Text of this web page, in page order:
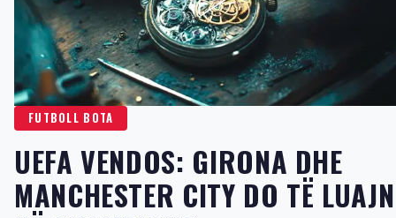
FUTBOLL BOTA
UEFA VENDOS: GIRONA DHE
MANCHESTER CITY DO TË